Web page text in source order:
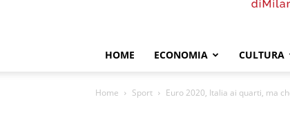
HOME ECONOMIA CULTURA
Home Sport Euro 2020, Italia ai quarti, ma